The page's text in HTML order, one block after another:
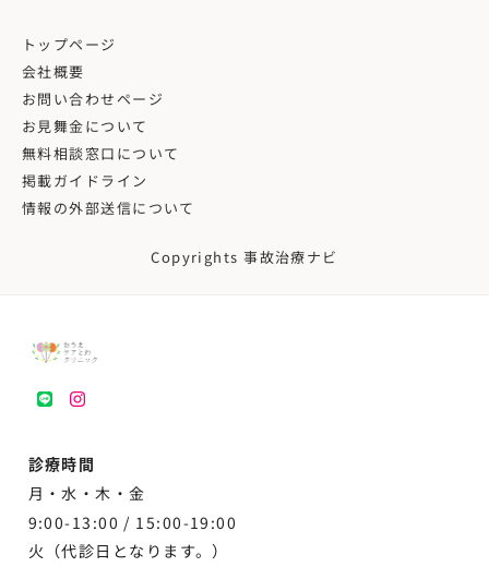
トップページ
会社概要
お問い合わせページ
お見舞金について
無料相談窓口について
掲載ガイドライン
情報の外部送信について
Copyrights 事故治療ナビ
LINEinstagram
診療時間
月・水・木・金
9:00-13:00 / 15:00-19:00
火（代診日となります。）